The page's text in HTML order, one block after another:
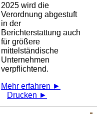
2025 wird die
Verordnung abgestuft
in der
Berichterstattung auch
für größere
mittelständische
Unternehmen
verpflichtend.
Mehr erfahren ►
Drucken ►